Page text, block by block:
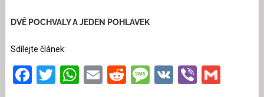
DVĚ POCHVALY A JEDEN POHLAVEK
Sdílejte článek:
Facebook
Twitter
WhatsApp
EmailRedditMessage
VKViber